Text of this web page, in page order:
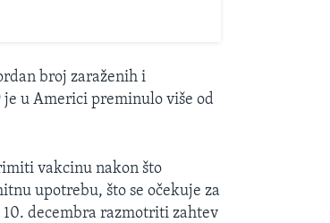
broj zaraženih i
u Americi preminulo više od
vakcinu nakon što
upotrebu, što se očekuje za
decembra razmotriti zahtev